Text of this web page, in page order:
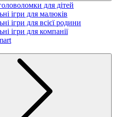
для дітей
ігри для малюків
ігри для всієї родини
ігри для компанії